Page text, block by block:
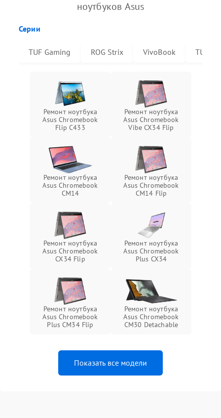
ноутбуков Asus
Серии
TUF Gaming ROG Strix VivoBook TUF
Ремонт ноутбука
Asus Chromebook
Flip C433
Ремонт ноутбука
Asus Chromebook
Vibe CX34 Flip
Ремонт ноутбука
Asus Chromebook
CM14
Ремонт ноутбука
Asus Chromebook
CM14 Flip
Ремонт ноутбука
Asus Chromebook
CX34 Flip
Ремонт ноутбука
Asus Chromebook
Plus CX34
Ремонт ноутбука
Asus Chromebook
Plus CM34 Flip
Ремонт ноутбука
Asus Chromebook
CM30 Detachable
Показать все модели